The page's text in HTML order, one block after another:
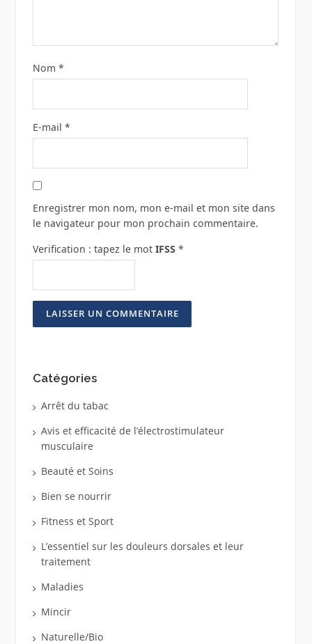
Nom *
E-mail *
Enregistrer mon nom, mon e-mail et mon site dans
le navigateur pour mon prochain commentaire.
Verification : tapez le mot IFSS *
Catégories
Arrêt du tabac
Avis et efficacité de l’électrostimulateur
musculaire
Beauté et Soins
Bien se nourrir
Fitness et Sport
L’essentiel sur les douleurs dorsales et leur
traitement
Maladies
Mincir
Naturelle/Bio